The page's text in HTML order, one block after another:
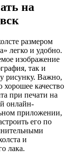
на
размером
легко и удобно.
изображение
так и
рисунку. Важно,
качество
при печати на
онлайн-
приложении,
его по
и
лака.